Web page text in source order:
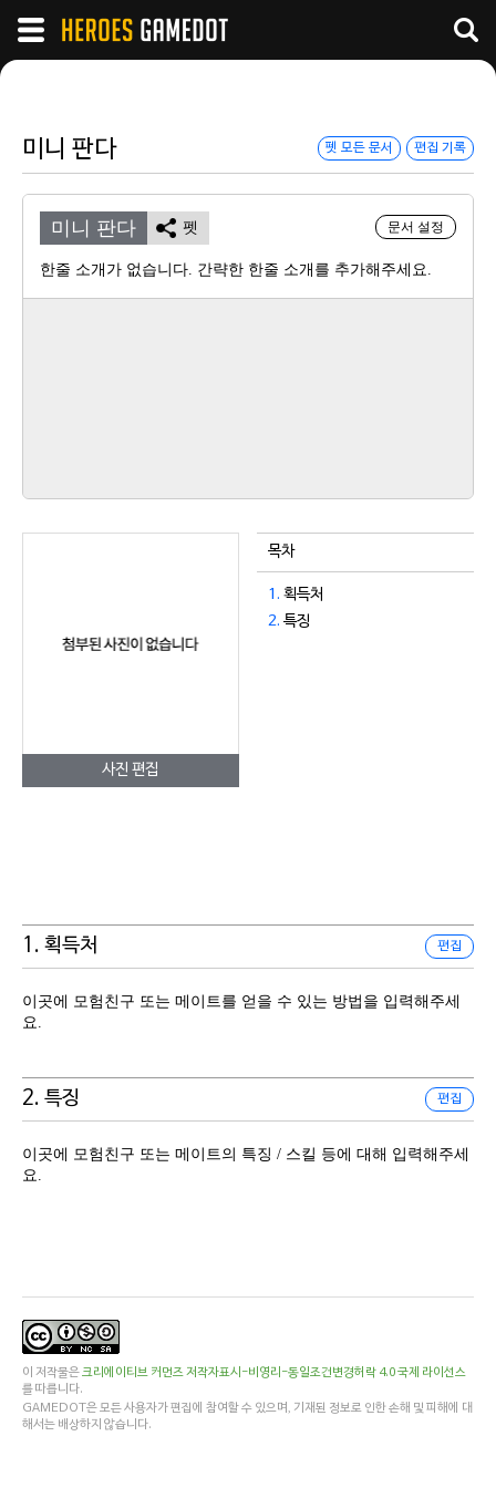
미니 판다 펫 모든 문서 편집 기록
문서 설정
미니 판다 펫
한줄 소개가 없습니다. 간략한 한줄 소개를 추가해주세요.
사진 편집
목차
1. 획득처
2. 특징
1. 획득처 편집
이곳에 모험친구 또는 메이트를 얻을 수 있는 방법을 입력해주세
요.
2. 특징 편집
이곳에 모험친구 또는 메이트의 특징 / 스킬 등에 대해 입력해주세
요.
이 저작물은크리에이티브 커먼즈 저작자표시-비영리-동일조건변경허락 4.0 국제 라이선스
를 따릅니다.
GAMEDOT은 모든 사용자가 편집에 참여할 수 있으며, 기재된 정보로 인한 손해 및 피해에 대
해서는 배상하지 않습니다.